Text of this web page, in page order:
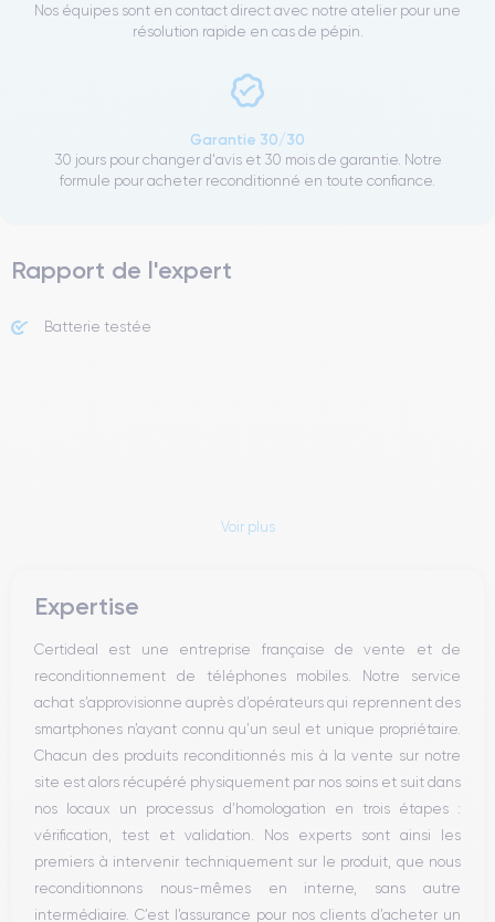
Nos équipes sont en contact direct avec notre atelier pour une
résolution rapide en cas de pépin.
Garantie 30/30
30 jours pour changer d'avis et 30 mois de garantie. Notre
formule pour acheter reconditionné en toute confiance.
Rapport de l'expert
Batterie testée
Voir plus
Expertise
Certideal est une entreprise française de vente et de
reconditionnement de téléphones mobiles. Notre service
achat s’approvisionne auprès d’opérateurs qui reprennent des
smartphones n’ayant connu qu’un seul et unique propriétaire.
Chacun des produits reconditionnés mis à la vente sur notre
site est alors récupéré physiquement par nos soins et suit dans
nos locaux un processus d’homologation en trois étapes :
vérification, test et validation. Nos experts sont ainsi les
premiers à intervenir techniquement sur le produit, que nous
reconditionnons nous-mêmes en interne, sans autre
intermédiaire. C’est l’assurance pour nos clients d’acheter un